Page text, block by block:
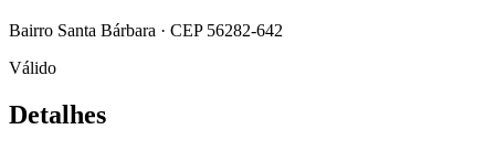
Bairro Santa Bárbara · CEP 56282-642
Válido
Detalhes